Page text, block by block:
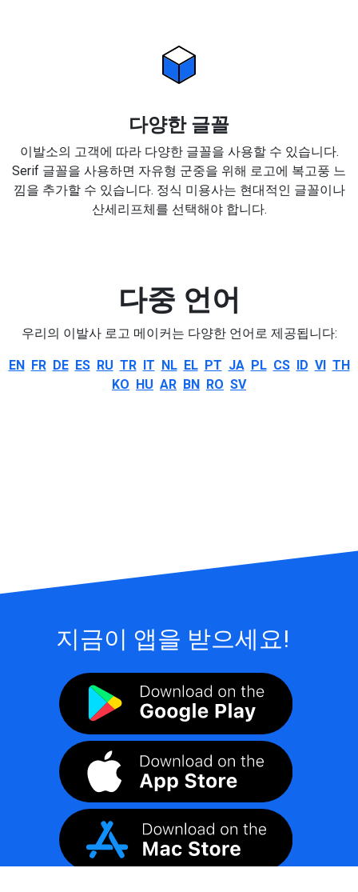
다양한 글꼴
이발소의 고객에 따라 다양한 글꼴을 사용할 수 있습니다.
Serif 글꼴을 사용하면 자유형 군중을 위해 로고에 복고풍 느
낌을 추가할 수 있습니다. 정식 미용사는 현대적인 글꼴이나
산세리프체를 선택해야 합니다.
다중 언어
우리의 이발사 로고 메이커는 다양한 언어로 제공됩니다:
EN FR DE ES RU TR IT NL EL PT JA PL CS ID VI TH
KO HU AR BN RO SV
지금이 앱을 받으세요!